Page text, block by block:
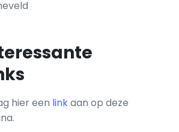
hier een linkaan op deze